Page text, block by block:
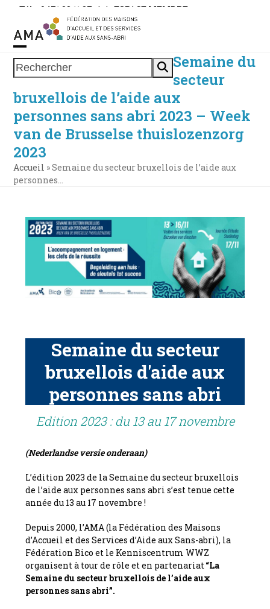
Skip
content
Tél. : 0471 38 11 37 | | ESPACE MEMBRE
Rechercher
Open
mobile
menu
Close
mobile
menu
Semaine du
secteur
bruxellois de l’aide aux
personnes sans abri 2023 – Week
van de Brusselse thuislozenzorg
2023
Accueil »Semaine du secteur bruxellois de l’aide aux
personnes…
Semaine du secteur
bruxellois d'aide aux
personnes sans abri
Edition
du
au
17
novembre
:
van
13
tot
17
november
Edition 2023
(Nederlandse versie onderaan)
L’édition 2023 de la Semaine du secteur bruxellois
de l’aide aux personnes sans abri s’est tenue cette
année du 13 au 17 novembre !
Depuis 2000, l’AMA (la Fédération des Maisons
d’Accueil et des Services d’Aide aux Sans-abri), la
Fédération Bico et le Kenniscentrum WWZ
organisent à tour de rôle et en partenariat“La
Semaine du secteur bruxellois de l’aide aux
personnes sans abri”.